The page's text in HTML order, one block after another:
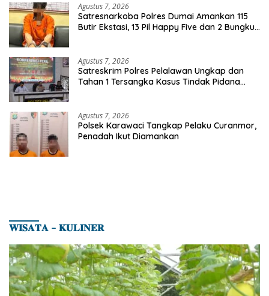
Agustus 7, 2026
Satresnarkoba Polres Dumai Amankan 115
Butir Ekstasi, 13 Pil Happy Five dan 2 Bungkus
Agustus 7, 2026
Satreskrim Polres Pelalawan Ungkap dan
Tahan 1 Tersangka Kasus Tindak Pidana
Agustus 7, 2026
Polsek Karawaci Tangkap Pelaku Curanmor,
Penadah Ikut Diamankan
𝐖𝐈𝐒𝐀𝐓𝐀 – 𝐊𝐔𝐋𝐈𝐍𝐄𝐑